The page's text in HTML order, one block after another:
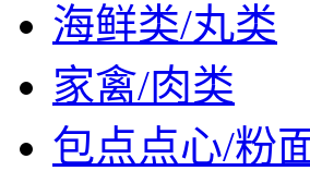
海鲜类/丸类
家禽/肉类
包点点心/粉